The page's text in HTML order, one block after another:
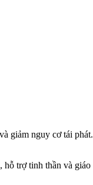
giảm nguy cơ tái
trợ tinh thần và